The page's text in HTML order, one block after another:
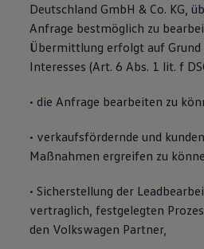
Deutschland GmbH & Co. KG,
Anfrage bestmöglich zu
Übermittlung erfolgt auf Grund
Interesses (Art. 6 Abs. 1 lit. f
• die Anfrage bearbeiten zu
• verkaufsfördernde und
Maßnahmen ergreifen zu
• Sicherstellung der
vertraglich, festgelegten
den Volkswagen Partner,